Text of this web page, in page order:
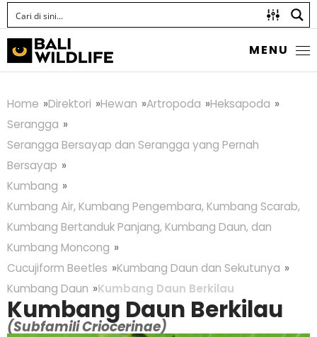
MENU
Home Direktori Hewan Artropoda
Heksapoda
Serangga
Serangga Bersayap dan Serangga yang Pernah
Bersayap
Kumbang
Kumbang Air, Kumbang Pengembara, Kumbang Scarab,
Kumbang Bertanduk Panjang, Kumbang Daun, dan
Kumbang Moncong
Cucujiform Beetles
Kumbang Daun dan Sekutunya
Kumbang Daun
Kumbang Daun Berkilau
Kumbang Daun Berkilau
(Subfamili Criocerinae)